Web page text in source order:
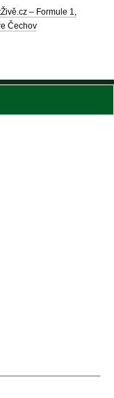
– Formule 1,
Čechov